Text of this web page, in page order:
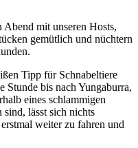
mit unseren Hosts,
gemütlich und nüchtern
Tipp für Schnabeltiere
Stunde bis nach Yungaburra,
eines schlammigen
lässt sich nichts
weiter zu fahren und